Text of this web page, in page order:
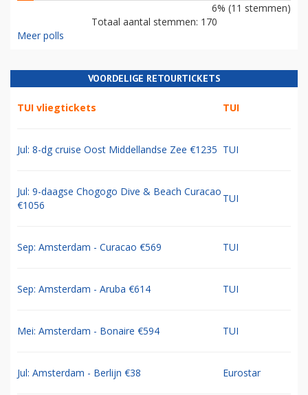
6% (11 stemmen)
Totaal aantal stemmen: 170
Meer polls
VOORDELIGE RETOURTICKETS
TUI vliegtickets TUI
Jul: 8-dg cruise Oost Middellandse Zee €1235 TUI
Jul: 9-daagse Chogogo Dive & Beach Curacao
€1056
TUI
Sep: Amsterdam - Curacao €569 TUI
Sep: Amsterdam - Aruba €614 TUI
Mei: Amsterdam - Bonaire €594 TUI
Jul: Amsterdam - Berlijn €38 Eurostar